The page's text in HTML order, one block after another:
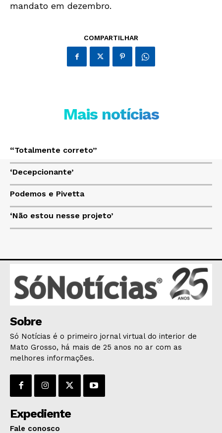
JUNTE-SE NO WHATSAPP
HOME
POLÍTICA
OPINIÃO
GERAL
EDUCAÇÃO
SAÚDE
AGRONOTÍCIAS
ÚLTIMAS NOTÍCIAS
mandato em dezembro.
COMPARTILHAR
Mais notícias
“Totalmente correto”
‘Decepcionante’
Podemos e Pivetta
‘Não estou nesse projeto’
Sobre
Só Notícias é o primeiro jornal virtual do interior de
Mato Grosso, há mais de 25 anos no ar com as
melhores informações.
Expediente
Fale conosco